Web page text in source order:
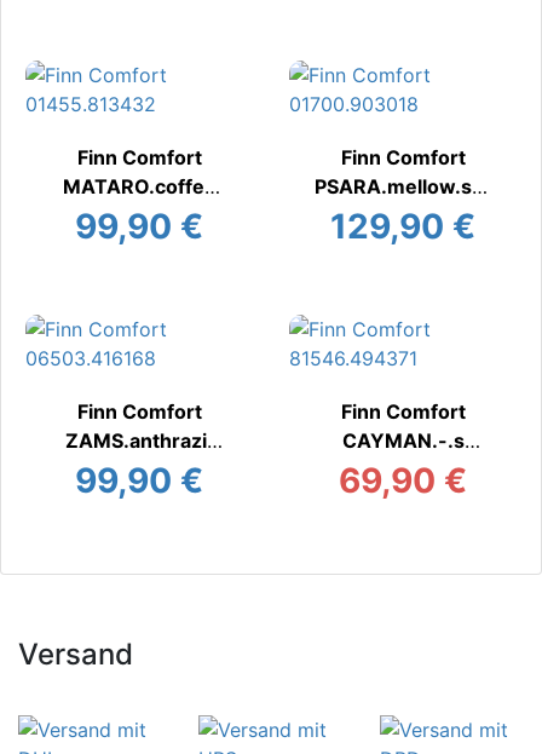
Finn Comfort
MATARO.coffee
Pantoffel
99,90 €
Finn Comfort
PSARA.mellow.sof
t.~
Pantoffel
129,90 €
Finn Comfort
ZAMS.anthrazit
Pantoffel
99,90 €
Finn Comfort
CAYMAN.-.s
Pantoffel
69,90 €
Versand